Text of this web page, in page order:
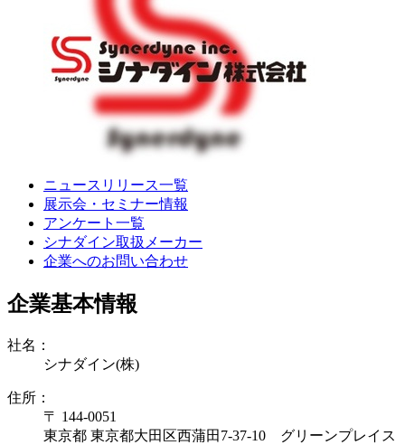
ニュースリリース一覧
展示会・セミナー情報
アンケート一覧
シナダイン取扱メーカー
企業へのお問い合わせ
企業基本情報
社名：
シナダイン(株)
住所：
〒 144-0051
東京都 東京都大田区西蒲田7-37-10 グリーンプレイス